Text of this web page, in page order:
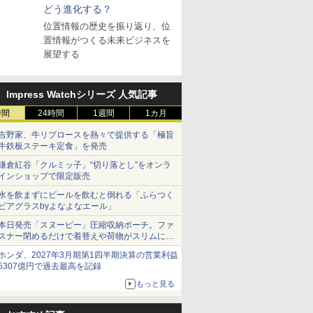
どう進化する？
位置情報の歴史を振り返り、位
置情報がつくる未来ビジネスを
展望する
Impress Watchシリーズ 人気記事
24時間 1週間 1カ月
野家、牛リブロースを熱々で提供する「極旨
鉄板ステーキ定食」を発売
倉紅谷「クルミッ子」“切り落とし”をオンラ
ンショップで限定販売
を飲まずにビールを飲むと倒れる「ふらつく
アグラスbyよなよなエール」
日発売「スヌーピー」圧縮収納ポーチ。ファ
ナー閉めるだけで着替えや荷物がスリムにま
まる
ンダ、2027年3月期第1四半期決算の営業利益
億円で過去最高を記録
もっと見る